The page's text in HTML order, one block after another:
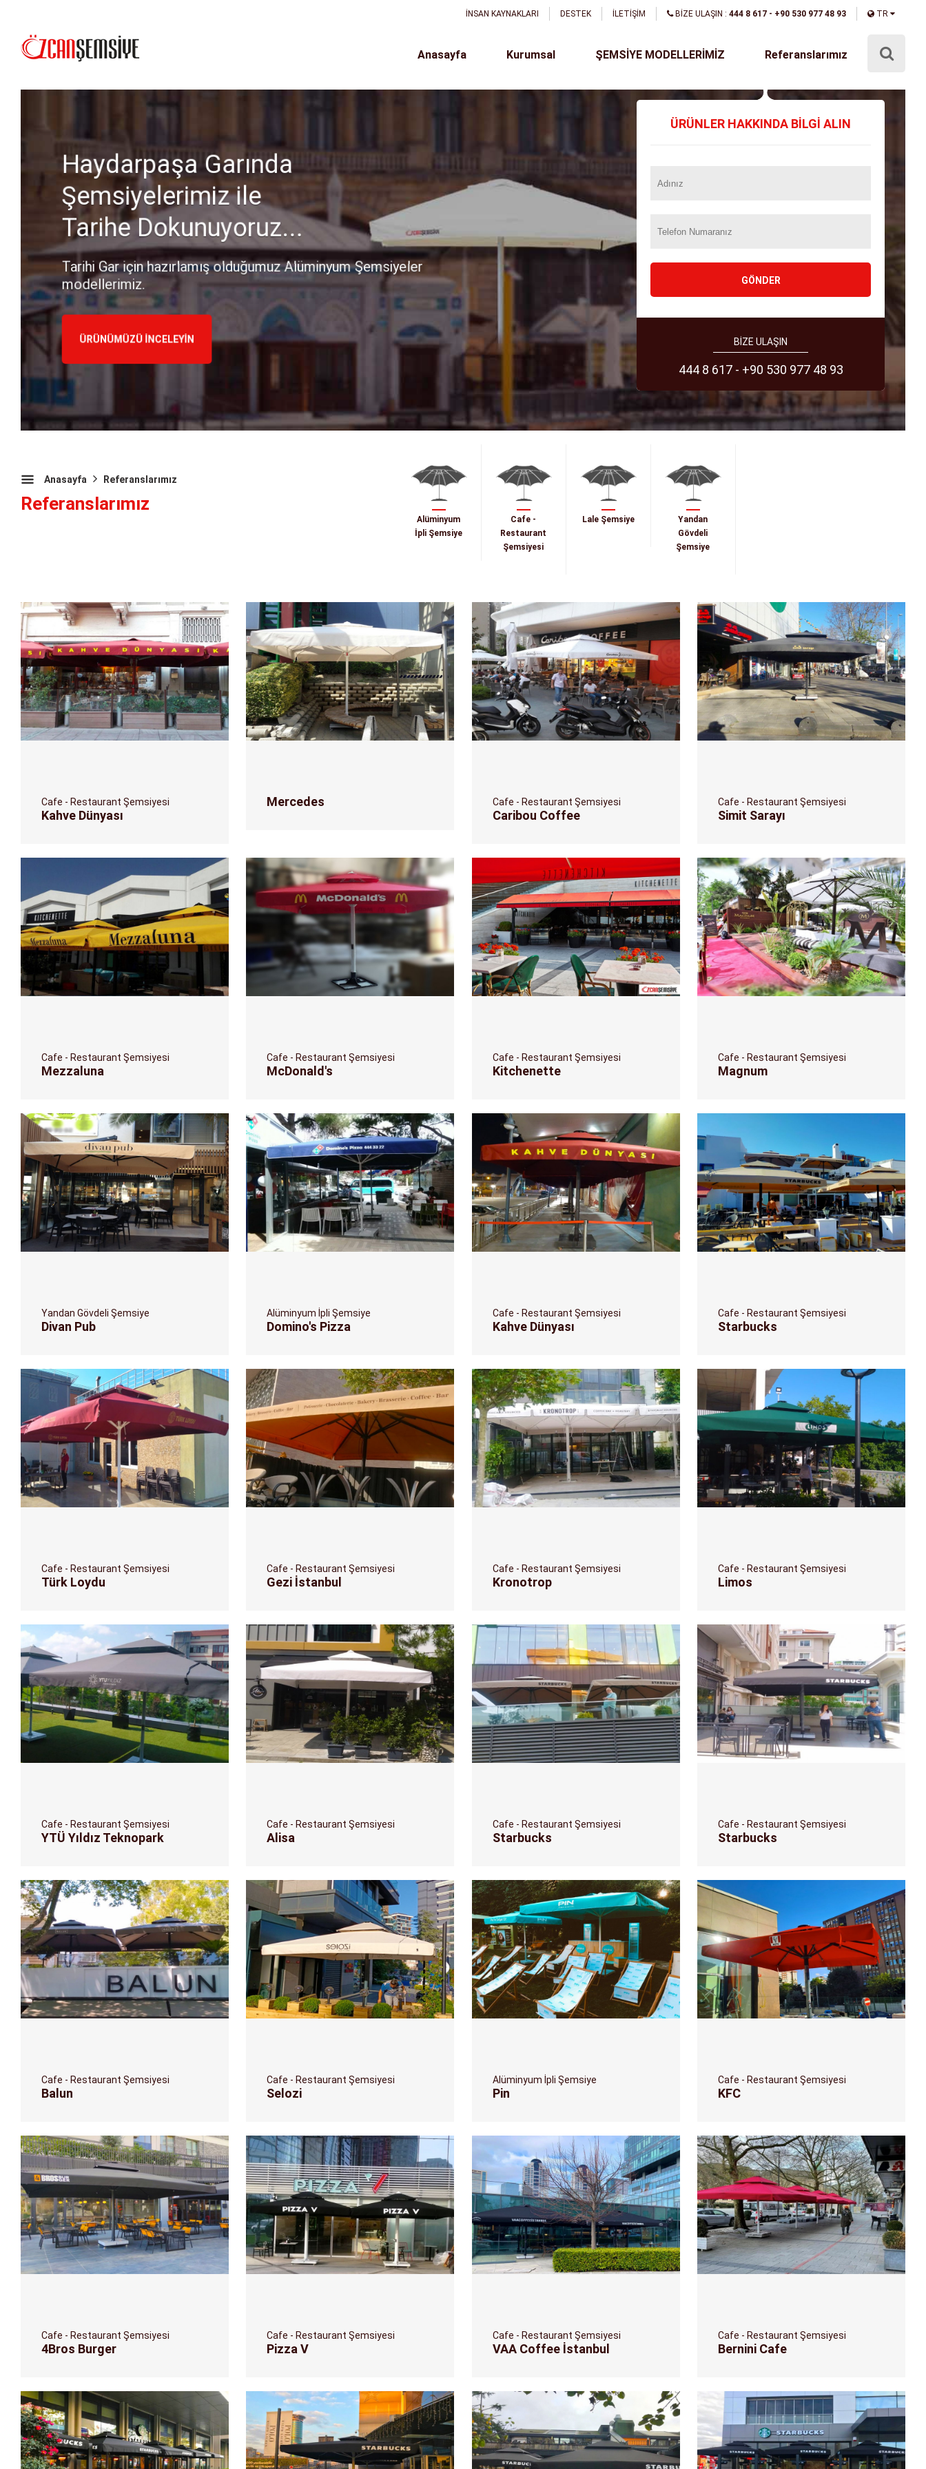
İNSAN KAYNAKLARI DESTEK İLETİŞİM BİZE ULAŞIN : 444 8 617 - +90 530 977 48 93 TR
Anasayfa Kurumsal ŞEMSİYE MODELLERİMİZ Referanslarımız
ÜRÜNLER HAKKINDA BİLGİ ALIN
GÖNDER
BİZE ULAŞIN
444 8 617 - +90 530 977 48 93
Azerbaycan Dalga Beach Aquapark
Resortu Şemsiyelerimiz ile
Renklendiriyoruz.
Dalga Beach için hazırlamış olduğumuz Plaj Şemsiyeleri
çalışmamız...
Çalışmamızı İnceleyin
Anasayfa Referanslarımız
Referanslarımız
Alüminyum
İpli Şemsiye
Cafe -
Restaurant
Şemsiyesi
Lale Şemsiye
Yandan
Gövdeli
Şemsiye
Cafe - Restaurant Şemsiyesi
Kahve Dünyası
Mercedes Cafe - Restaurant Şemsiyesi
Caribou Coffee
Cafe - Restaurant Şemsiyesi
Simit Sarayı
Cafe - Restaurant Şemsiyesi
Mezzaluna
Cafe - Restaurant Şemsiyesi
McDonald's
Cafe - Restaurant Şemsiyesi
Kitchenette
Cafe - Restaurant Şemsiyesi
Magnum
Yandan Gövdeli Şemsiye
Divan Pub
Alüminyum İpli Şemsiye
Domino's Pizza
Cafe - Restaurant Şemsiyesi
Kahve Dünyası
Cafe - Restaurant Şemsiyesi
Starbucks
Cafe - Restaurant Şemsiyesi
Türk Loydu
Cafe - Restaurant Şemsiyesi
Gezi İstanbul
Cafe - Restaurant Şemsiyesi
Kronotrop
Cafe - Restaurant Şemsiyesi
Limos
Cafe - Restaurant Şemsiyesi
YTÜ Yıldız Teknopark
Cafe - Restaurant Şemsiyesi
Alisa
Cafe - Restaurant Şemsiyesi
Starbucks
Cafe - Restaurant Şemsiyesi
Starbucks
Cafe - Restaurant Şemsiyesi
Balun
Cafe - Restaurant Şemsiyesi
Selozi
Alüminyum İpli Şemsiye
Pin
Cafe - Restaurant Şemsiyesi
KFC
Cafe - Restaurant Şemsiyesi
4Bros Burger
Cafe - Restaurant Şemsiyesi
Pizza V
Cafe - Restaurant Şemsiyesi
VAA Coffee İstanbul
Cafe - Restaurant Şemsiyesi
Bernini Cafe